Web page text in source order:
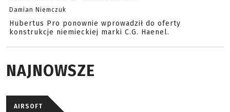
Damian Niemczuk
Hubertus Pro ponownie wprowadził do oferty
konstrukcje niemieckiej marki C.G. Haenel.
NAJNOWSZE
AIRSOFT